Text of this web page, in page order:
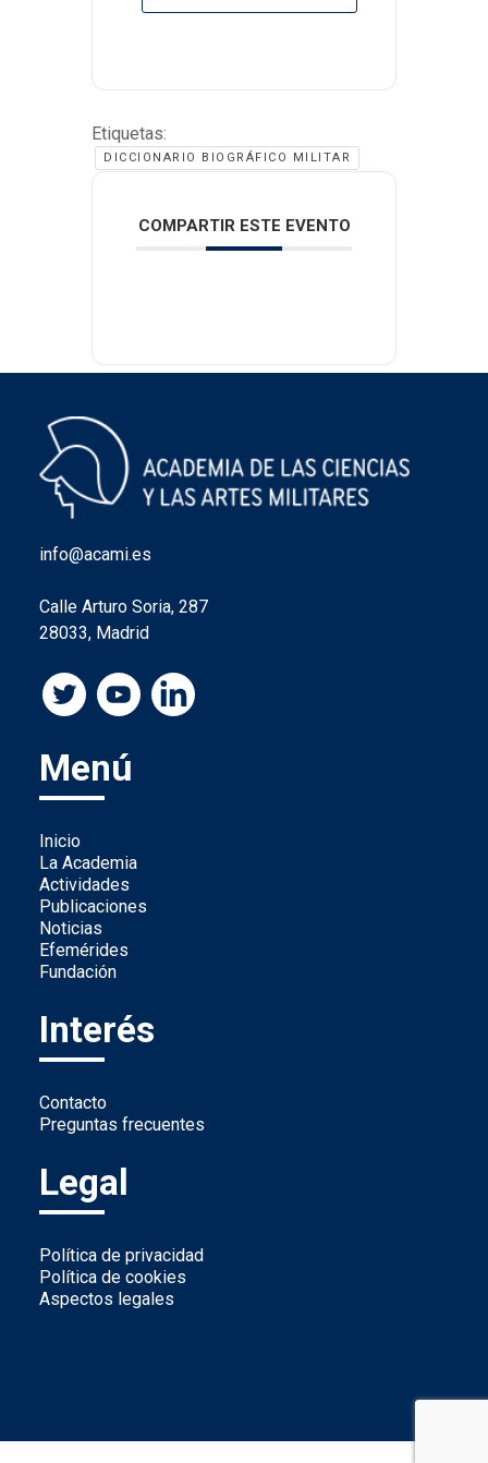
Etiquetas:
DICCIONARIO BIOGRÁFICO MILITAR
COMPARTIR ESTE EVENTO
info@acami.es
Calle Arturo Soria, 287
28033, Madrid
Menú
Inicio
La Academia
Actividades
Publicaciones
Noticias
Efemérides
Fundación
Interés
Contacto
Preguntas frecuentes
Legal
Política de privacidad
Política de cookies
Aspectos legales